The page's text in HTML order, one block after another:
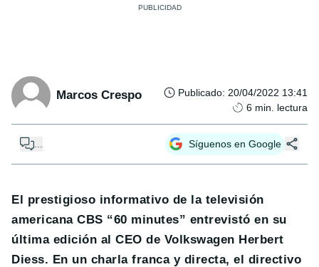
Marcos Crespo Publicado: 20/04/2022 13:41
6 min. lectura
Síguenos en Google
El prestigioso informativo de la televisión
americana CBS “60 minutes” entrevistó en su
última edición al CEO de Volkswagen Herbert
Diess. En un charla franca y directa, el directivo